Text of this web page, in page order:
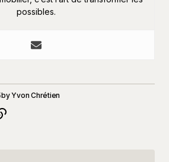
possibles.
byYvon Chrétien